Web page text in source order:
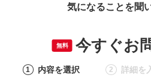
気になることを聞
無料 今すぐお
1 内容を選択 2 詳細を